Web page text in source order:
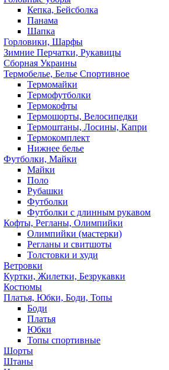
Кепка, Бейсболка
Панама
Шапка
Горловики, Шарфы
Зимние Перчатки, Рукавицы
Сборная Украины
Термобелье, Белье Спортивное
Термомайки
Термофутболки
Термокофты
Термошорты, Велосипедки
Термоштаны, Лосины, Капри
Термокомплект
Нижнее белье
Футболки, Майки
Майки
Поло
Рубашки
Футболки
Футболки с длинным рукавом
Кофты, Регланы, Олимпийки
Олимпийки (мастерки)
Регланы и свитшоты
Толстовки и худи
Ветровки
Куртки, Жилетки, Безрукавки
Костюмы
Платья, Юбки, Боди, Топы
Боди
Платья
Юбки
Топы спортивные
Шорты
Штаны